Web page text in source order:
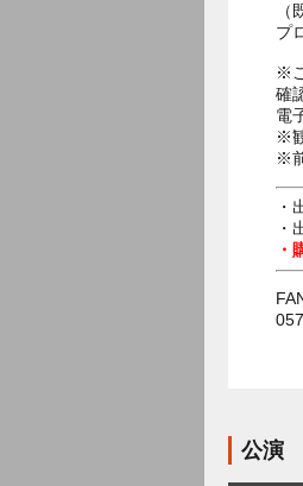
プ
※
確
電
※
※
・
・
・
公演